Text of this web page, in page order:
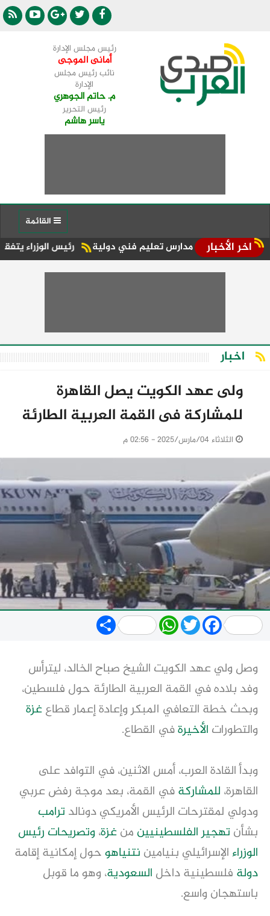
رئيس مجلس الإدارة
أمانى الموجى
نائب رئيس مجلس
الإدارة
م. حاتم الجوهري
رئيس التحرير
ياسر هاشم
اخر الأخبار رئيس الوزراء يتفقد الوحدة
اخبار
ولى عهد الكويت يصل القاهرة
للمشاركة فى القمة العربية الطارئة
الثلاثاء 04/مارس/2025 - 02:56 م
Share WhatsApp
TwitterFacebook
وصل ولي عهد الكويت الشيخ صباح الخالد، ليترأس
وفد بلاده في القمة العربية الطارئة حول فلسطين،
وبحث خطة التعافي المبكر وإعادة إعمار قطاعغزة
والتطورات الأخيرةفي القطاع.
وبدأ القادة العرب، أمس الاثنين، في التوافد على
القاهرة، للمشاركةفي القمة، بعد موجة رفض عربي
ودولي لمقترحات الرئيس الأمريكي دونالد ترامب
بشأن تهجير الفلسطينيين منغزة،وتصريحات رئيس
الوزراءالإسرائيلي بنيامين نتنياهوحول إمكانية إقامة
دولة فلسطينية داخل السعودية، وهو ما قوبل
باستهجان واسع.